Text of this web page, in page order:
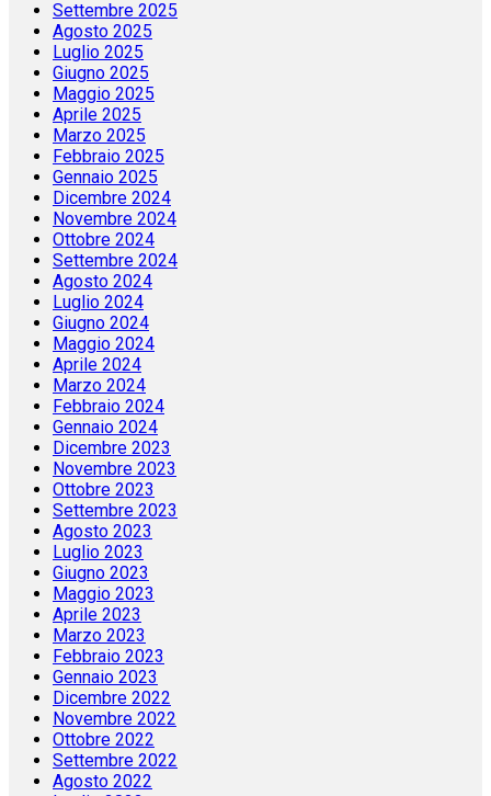
Settembre 2025
Agosto 2025
Luglio 2025
Giugno 2025
Maggio 2025
Aprile 2025
Marzo 2025
Febbraio 2025
Gennaio 2025
Dicembre 2024
Novembre 2024
Ottobre 2024
Settembre 2024
Agosto 2024
Luglio 2024
Giugno 2024
Maggio 2024
Aprile 2024
Marzo 2024
Febbraio 2024
Gennaio 2024
Dicembre 2023
Novembre 2023
Ottobre 2023
Settembre 2023
Agosto 2023
Luglio 2023
Giugno 2023
Maggio 2023
Aprile 2023
Marzo 2023
Febbraio 2023
Gennaio 2023
Dicembre 2022
Novembre 2022
Ottobre 2022
Settembre 2022
Agosto 2022